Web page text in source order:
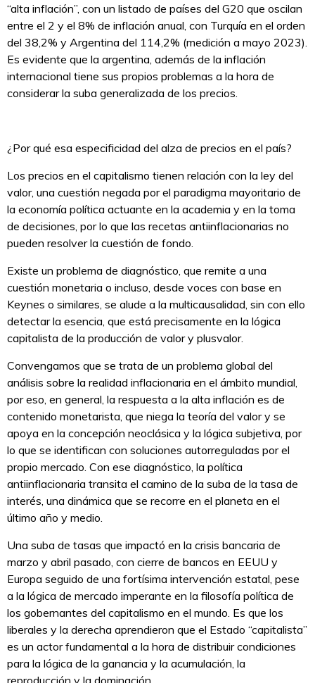
“alta inflación”, con un listado de países del G20 que oscilan
entre el 2 y el 8% de inflación anual, con Turquía en el orden
del 38,2% y Argentina del 114,2% (medición a mayo 2023).
Es evidente que la argentina, además de la inflación
internacional tiene sus propios problemas a la hora de
considerar la suba generalizada de los precios.
¿Por qué esa especificidad del alza de precios en el país?
Los precios en el capitalismo tienen relación con la ley del
valor, una cuestión negada por el paradigma mayoritario de
la economía política actuante en la academia y en la toma
de decisiones, por lo que las recetas antiinflacionarias no
pueden resolver la cuestión de fondo.
Existe un problema de diagnóstico, que remite a una
cuestión monetaria o incluso, desde voces con base en
Keynes o similares, se alude a la multicausalidad, sin con ello
detectar la esencia, que está precisamente en la lógica
capitalista de la producción de valor y plusvalor.
Convengamos que se trata de un problema global del
análisis sobre la realidad inflacionaria en el ámbito mundial,
por eso, en general, la respuesta a la alta inflación es de
contenido monetarista, que niega la teoría del valor y se
apoya en la concepción neoclásica y la lógica subjetiva, por
lo que se identifican con soluciones autorreguladas por el
propio mercado. Con ese diagnóstico, la política
antiinflacionaria transita el camino de la suba de la tasa de
interés, una dinámica que se recorre en el planeta en el
último año y medio.
Una suba de tasas que impactó en la crisis bancaria de
marzo y abril pasado, con cierre de bancos en EEUU y
Europa seguido de una fortísima intervención estatal, pese
a la lógica de mercado imperante en la filosofía política de
los gobernantes del capitalismo en el mundo. Es que los
liberales y la derecha aprendieron que el Estado “capitalista”
es un actor fundamental a la hora de distribuir condiciones
para la lógica de la ganancia y la acumulación, la